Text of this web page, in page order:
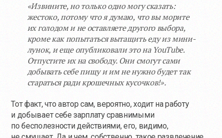
«Извините, но только одно могу сказать:
жестоко, потому что я думаю, что вы морите
их голодом и не оставляете другого выбора,
кроме как попытаться вытащить еду из мини-
лунок, и еще опубликовали это на YouTube.
Отпустите их на свободу. Они смогут сами
добывать себе пищу и им не нужно будет так
стараться ради крошечных кусочков!».
Тот факт, что автор сам, вероятно, ходит на работу
и добывает себе зарплату сравнимыми
по бесполезности действиями, его, видимо,